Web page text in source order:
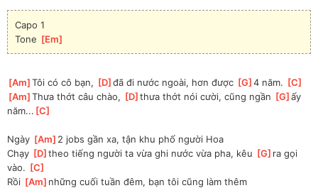
Capo 1
Tone [Em
[Am ]
Tôi có cô bạn, [D ]
đã đi nước ngoài, hơn được [G ]
4 năm. [C
[Am ]
Thưa thớt câu chào, [D ]thưa thớt nói cười, cũng ngần [G ]
ấy
năm... [C
Ngày [Am ]2 jobs gần xa, tận khu phố người Hoa
Chạy [D ]theo tiếng người ta vừa ghi nước vừa pha, kêu [G ]ra gọi
vào. [C
Rồi [Am ]những cuối tuần đêm, bạn tôi cũng làm thêm